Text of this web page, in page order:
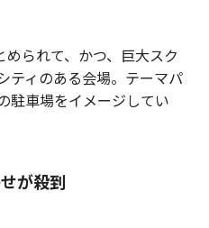
られて、かつ、巨大スク
ティのある会場。テーマパ
駐車場をイメージしてい
が殺到